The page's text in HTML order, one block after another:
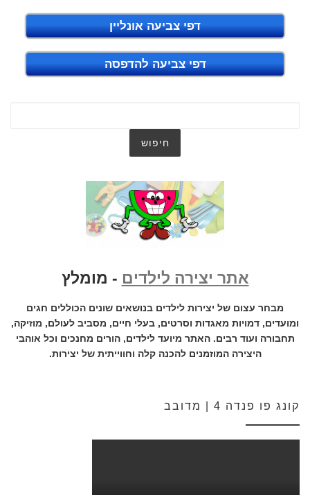
דפי צביעה אונליין
דפי צביעה להדפסה
אתר יצירה לילדים - מומלץ
מבחר עצום של יצירות לילדים בנושאים שונים הכוללים חגים
ומועדים, דמויות מאגדות וסרטים, בעלי חיים, מסביב לעולם, מוזיקה,
תחבורה ועוד רבים. האתר מיועד לילדים, הורים מחנכים וכל אוהבי
היצירה המוזמנים להכנה קלה וחווייתית של יצירות.
קונג פו פנדה 4 | מדובב